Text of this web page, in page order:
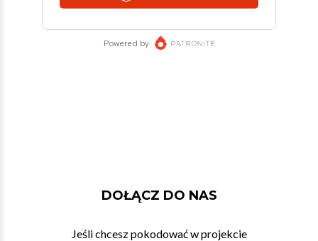
DOŁĄCZ DO NAS
Jeśli chcesz pokodować w projekcie